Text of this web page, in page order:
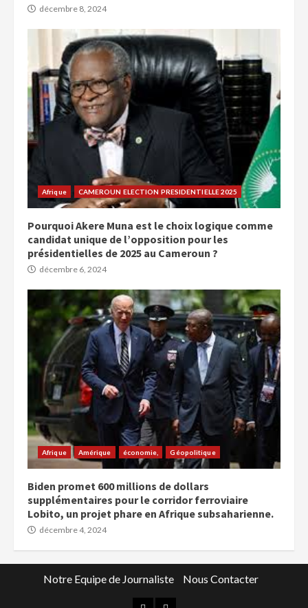
décembre 8, 2024
Afrique CAMEROUN ELECTION PRESIDENTIELLE 2025
Pourquoi Akere Muna est le choix logique comme
candidat unique de l’opposition pour les
présidentielles de 2025 au Cameroun ?
décembre 6, 2024
Afrique Amérique économie, Géopolitique
Biden promet 600 millions de dollars
supplémentaires pour le corridor ferroviaire
Lobito, un projet phare en Afrique subsaharienne.
décembre 4, 2024
Notre Equipe de Journaliste Nous Contacter